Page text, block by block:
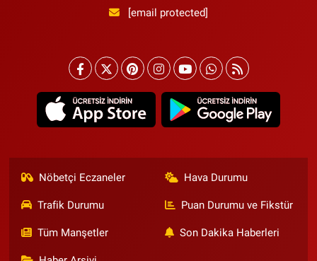
[email protected]
Nöbetçi Eczaneler Hava Durumu
Trafik Durumu Puan Durumu ve Fikstür
Tüm Manşetler Son Dakika Haberleri